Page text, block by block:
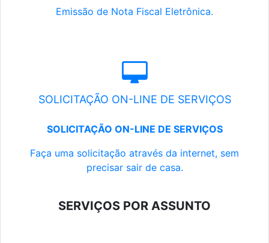
Emissão de Nota Fiscal Eletrônica.
SOLICITAÇÃO ON-LINE DE SERVIÇOS
SOLICITAÇÃO ON-LINE DE SERVIÇOS
Faça uma solicitação através da internet, sem
precisar sair de casa.
SERVIÇOS POR ASSUNTO